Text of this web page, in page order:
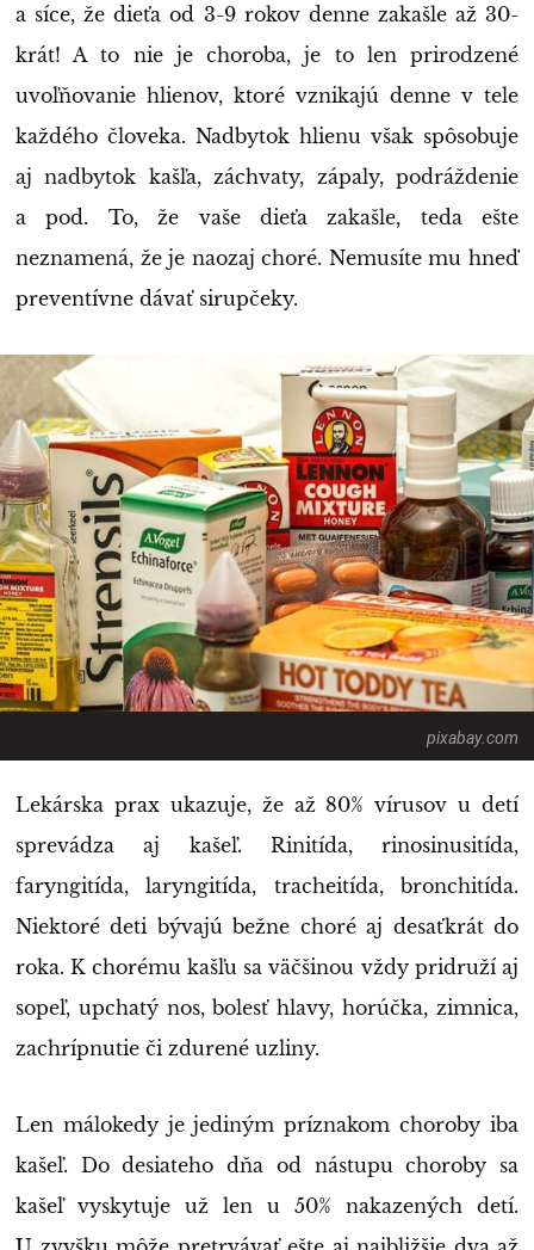
a síce, že dieťa od 3-9 rokov denne zakašle až 30-
krát! A to nie je choroba, je to len prirodzené
uvoľňovanie hlienov, ktoré vznikajú denne v tele
každého človeka. Nadbytok hlienu však spôsobuje
aj nadbytok kašľa, záchvaty, zápaly, podráždenie
a pod. To, že vaše dieťa zakašle, teda ešte
neznamená, že je naozaj choré. Nemusíte mu hneď
preventívne dávať sirupčeky.
pixabay.com
Lekárska prax ukazuje, že až 80% vírusov u detí
sprevádza aj kašeľ. Rinitída, rinosinusitída,
faryngitída, laryngitída, tracheitída, bronchitída.
Niektoré deti bývajú bežne choré aj desaťkrát do
roka. K chorému kašľu sa väčšinou vždy pridruží aj
sopeľ, upchatý nos, bolesť hlavy, horúčka, zimnica,
zachrípnutie či zdurené uzliny.
Len málokedy je jediným príznakom choroby iba
kašeľ. Do desiateho dňa od nástupu choroby sa
kašeľ vyskytuje už len u 50% nakazených detí.